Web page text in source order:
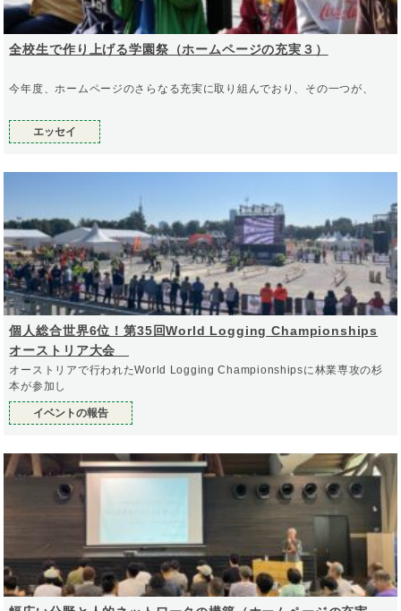
全校生で作り上げる学園祭（ホームページの充実３）
今年度、ホームページのさらなる充実に取り組んでおり、その一つが、
エッセイ
個人総合世界6位！第35回World Logging Championships
オーストリア大会
オーストリアで行われたWorld Logging Championshipsに林業専攻の杉
本が参加し
イベントの報告